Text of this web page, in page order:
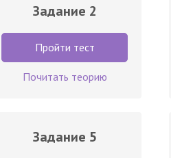
Задание 2
Пройти тест
Почитать теорию
Задание 5